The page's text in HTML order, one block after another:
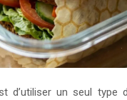
d’utiliser un seul type